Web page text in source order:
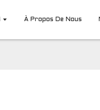
À Propos De Nous